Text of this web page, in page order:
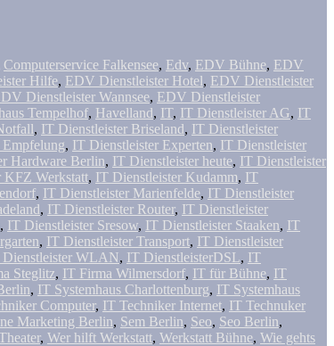
Computerservice Falkensee, Edv, EDV Bühne, EDV
Hilfe, EDV Dienstleister Hotel, EDV Dienstleister
Dienstleister Wannsee, EDV Dienstleister
Tempelhof, Havelland, IT, IT Dienstleister AG, IT
, IT Dienstleister Briseland, IT Dienstleister
, IT Dienstleister Experten, IT Dienstleister
Hardware Berlin, IT Dienstleister heute, IT Dienstleister
KFZ Werkstatt, IT Dienstleister Kudamm, IT
, IT Dienstleister Marienfelde, IT Dienstleister
, IT Dienstleister Router, IT Dienstleister
, IT Dienstleister Sresow, IT Dienstleister Staaken, IT
, IT Dienstleister Transport, IT Dienstleister
WLAN, IT DienstleisterDSL, IT
Steglitz, IT Firma Wilmersdorf, IT für Bühne, IT
, IT Systemhaus Charlottenburg, IT Systemhaus
Computer, IT Techniker Internet, IT Technuker
Marketing Berlin, Sem Berlin, Seo, Seo Berlin,
, Wer hilft Werkstatt, Werkstatt Bühne, Wie gehts